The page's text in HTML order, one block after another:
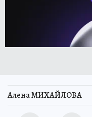
Алена МИХАЙЛОВА